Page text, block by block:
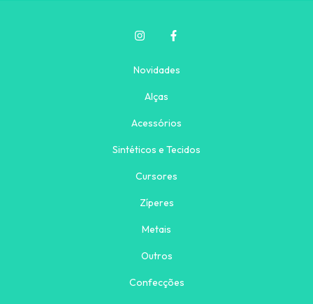
Novidades
Alças
Acessórios
Sintéticos e Tecidos
Cursores
Zíperes
Metais
Outros
Confecções